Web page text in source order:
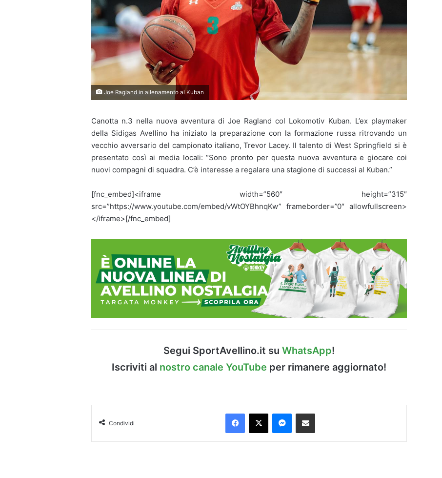
Joe Ragland in allenamento al Kuban
Canotta n.3 nella nuova avventura di Joe Ragland col Lokomotiv Kuban. L’ex playmaker
della Sidigas Avellino ha iniziato la preparazione con la formazione russa ritrovando un
vecchio avversario del campionato italiano, Trevor Lacey. Il talento di West Springfield si è
presentato così ai media locali: “Sono pronto per questa nuova avventura e giocare coi
nuovi compagni di squadra. C’è interesse a regalare una stagione di successi al Kuban.”
[fnc_embed]<iframe width=”560″ height=”315″
src=”https://www.youtube.com/embed/vWtOYBhnqKw” frameborder=”0″ allowfullscreen>
</iframe>[/fnc_embed]
Segui SportAvellino.it su WhatsApp!
Iscriviti al nostro canale YouTube per rimanere aggiornato!
Condividi
Facebook
X Messenger
Condividi via Email